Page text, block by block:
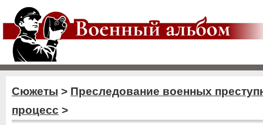
Сюжеты > Преследование военных
процесс >